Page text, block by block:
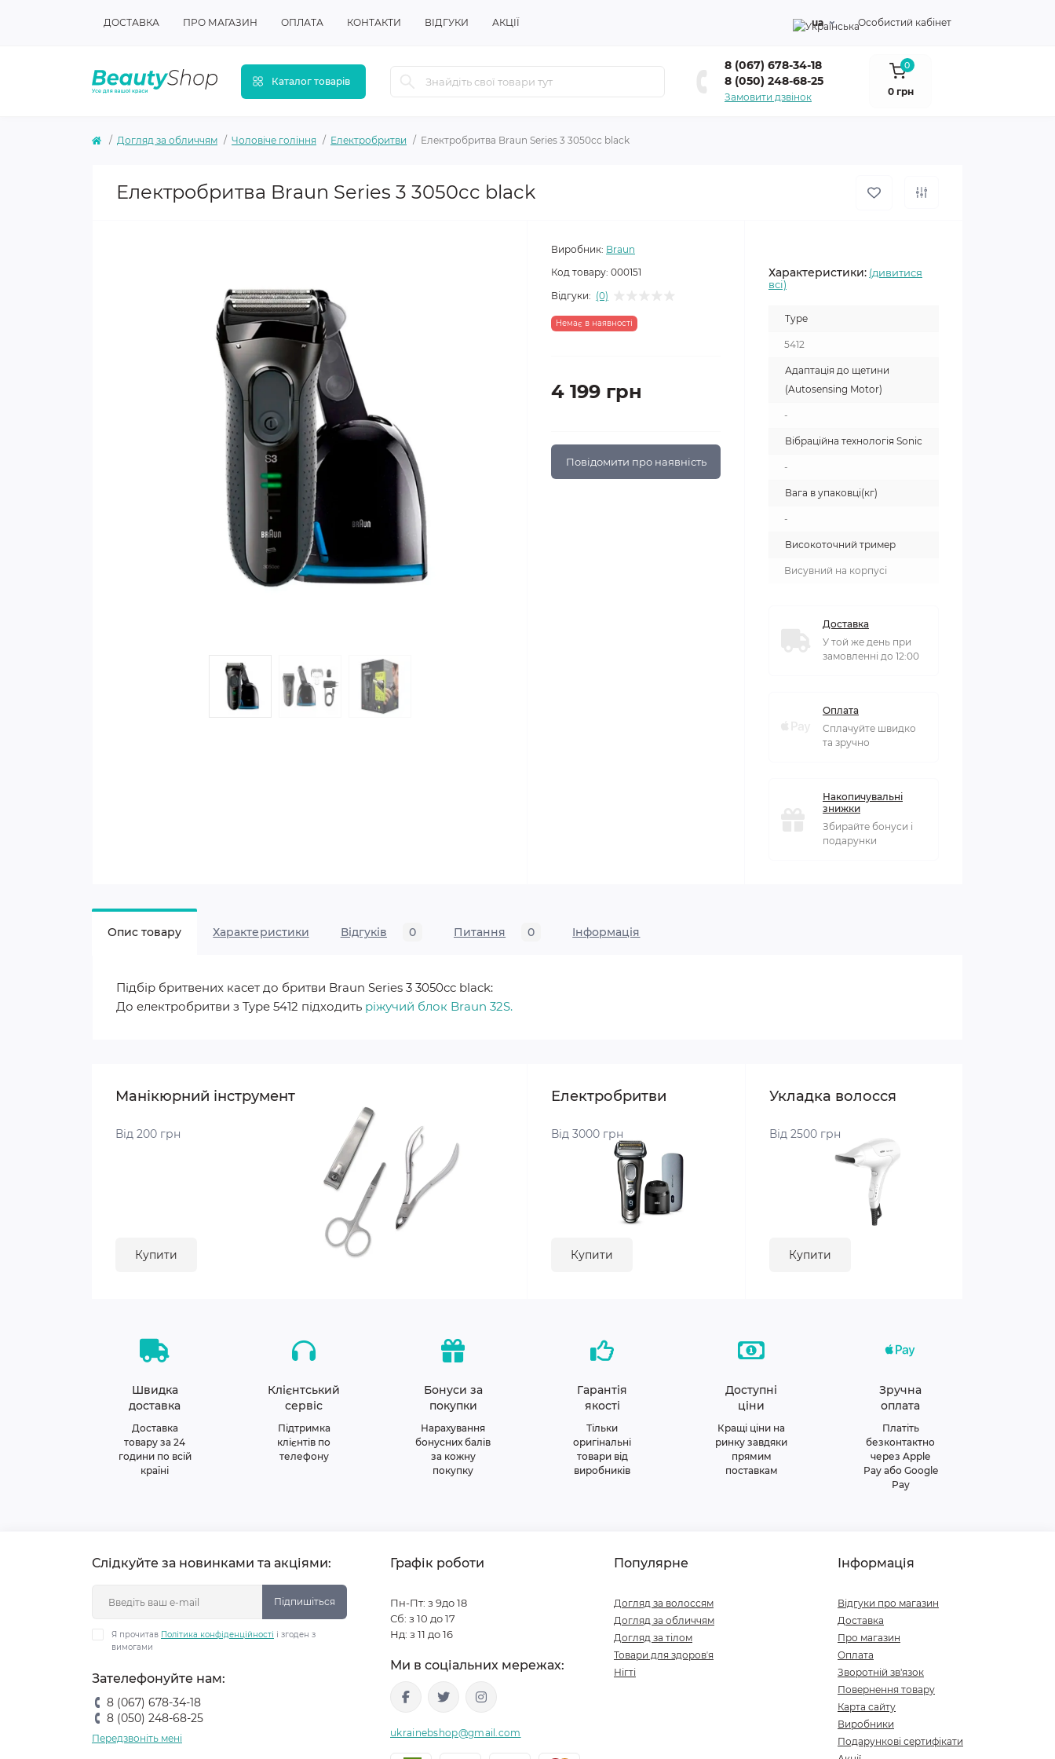
ДОСТАВКА ПРО МАГАЗИН ОПЛАТА КОНТАКТИ ВІДГУКИ АКЦІЇ ua Особистий кабінет
Каталог товарів
8 (067) 678-34-18
8 (050) 248-68-25
Замовити дзвінок
0
0 грн
Догляд за обличчям Чоловіче гоління Електробритви Електробритва Braun Series 3 3050cc black
Електробритва Braun Series 3 3050cc black
Виробник: Braun
Код товару: 000151
Відгуки: (0)
Немає в наявності
4 199 грн
Повідомити про наявність
Характеристики: (дивитися
всі)
Type
5412
Адаптація до щетини
(Autosensing Motor)
-
Вібраційна технологія Sonic
-
Вага в упаковці(кг)
-
Високоточний тример
Висувний на корпусі
Доставка
У той же день при
замовленні до 12:00
Оплата
Сплачуйте швидко
та зручно
Накопичувальні
знижки
Збирайте бонуси і
подарунки
Опис товару Характеристики Відгуків 0 Питання 0 Iнформація
Підбір бритвених касет до бритви Braun Series 3 3050cc black:
До електробритви з Type 5412 підходить ріжучий блок Braun 32S.
Манікюрний інструмент
Від 200 грн
Купити
Електробритви
Від 3000 грн
Купити
Укладка волосся
Від 2500 грн
Купити
Швидка
доставка
Доставка
товару за 24
години по всій
країні
Клієнтський
сервіс
Підтримка
клієнтів по
телефону
Бонуси за
покупки
Нарахування
бонусних балів
за кожну
покупку
Гарантія
якості
Тільки
оригінальні
товари від
виробників
Доступні
ціни
Кращі ціни на
ринку завдяки
прямим
поставкам
Зручна
оплата
Платіть
безконтактно
через Apple
Pay або Google
Pay
Слідкуйте за новинками та акціями:
Підпишіться
Я прочитав Політика конфіденційності і згоден з
вимогами
Зателефонуйте нам:
8 (067) 678-34-18
8 (050) 248-68-25
Передзвоніть мені
Графік роботи
Пн-Пт: з 9до 18
Сб: з 10 до 17
Нд: з 11 до 16
Ми в соціальних мережах:
ukrainebshop@gmail.com
Популярне
Догляд за волоссям
Догляд за обличчям
Догляд за тілом
Товари для здоровʼя
Нігті
Інформація
Відгуки про магазин
Доставка
Про магазин
Оплата
Зворотній зв'язок
Повернення товару
Карта сайту
Виробники
Подарункові сертифікати